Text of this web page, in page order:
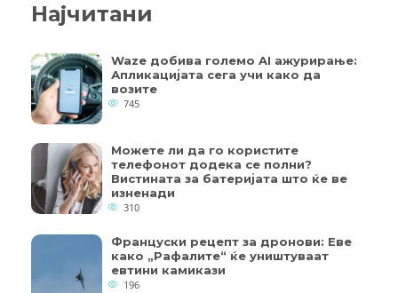
Најчитани
Waze добива големо AI ажурирање:
Апликацијата сега учи како да
возите
745
Можете ли да го користите
телефонот додека се полни?
Вистината за батеријата што ќе ве
изненади
310
Француски рецепт за дронови: Еве
како „Рафалите“ ќе уништуваат
евтини камикази
196